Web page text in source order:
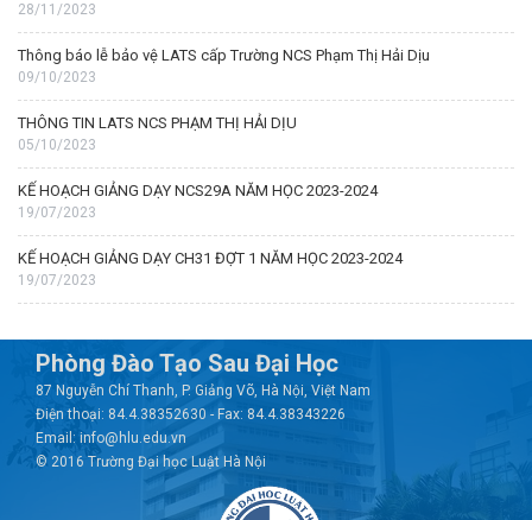
28/11/2023
Thông báo lễ bảo vệ LATS cấp Trường NCS Phạm Thị Hải Dịu
09/10/2023
THÔNG TIN LATS NCS PHẠM THỊ HẢI DỊU
05/10/2023
KẾ HOẠCH GIẢNG DẠY NCS29A NĂM HỌC 2023-2024
19/07/2023
KẾ HOẠCH GIẢNG DẠY CH31 ĐỢT 1 NĂM HỌC 2023-2024
19/07/2023
Phòng Đào Tạo Sau Đại Học
87 Nguyễn Chí Thanh, P. Giảng Võ, Hà Nội, Việt Nam
Điện thoại: 84.4.38352630 - Fax: 84.4.38343226
Email: info@hlu.edu.vn
© 2016 Trường Đại học Luật Hà Nội